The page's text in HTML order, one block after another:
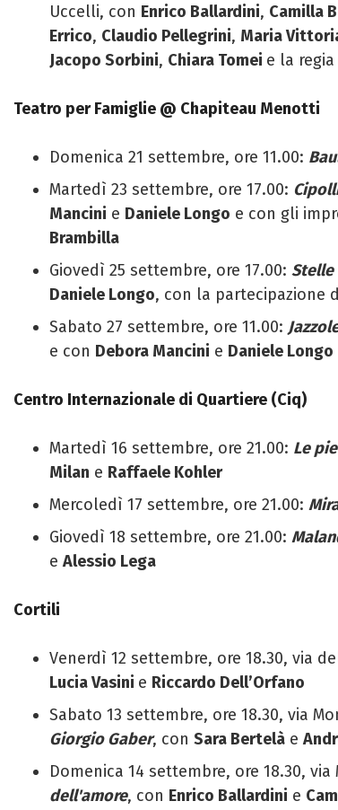
Uccelli, con Enrico Ballardini, Camilla
Errico, Claudio Pellegrini, Maria
Jacopo Sorbini, Chiara Tomei e la regia
Teatro per Famiglie @ Chapiteau Menotti
Domenica 21 settembre, ore 11.00:
Martedì 23 settembre, ore 17.00:
Mancini e Daniele Longo e con gli
Brambilla
Giovedì 25 settembre, ore 17.00: Stelle
Daniele Longo, con la partecipazione
Sabato 27 settembre, ore 11.00:
e con Debora Mancini e Daniele Longo
Centro Internazionale di Quartiere (Ciq)
Martedì 16 settembre, ore 21.00: Le
Milan e Raffaele Kohler
Mercoledì 17 settembre, ore 21.00:
Giovedì 18 settembre, ore 21.00:
e Alessio Lega
Cortili
Venerdì 12 settembre, ore 18.30, via
Lucia Vasini e Riccardo Dell’Orfano
Sabato 13 settembre, ore 18.30, via
Giorgio Gaber, con Sara Bertelà e
Domenica 14 settembre, ore 18.30,
dell'amore, con Enrico Ballardini e